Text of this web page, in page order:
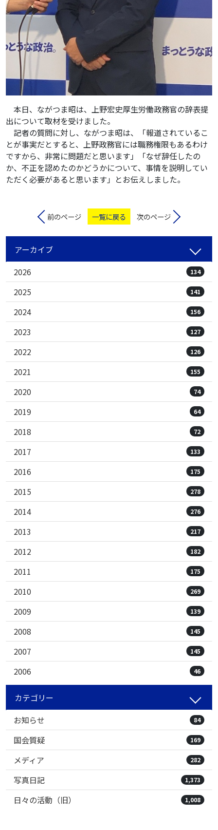
本日、ながつま昭は、上野宏史厚生労働政務官の辞表提
出について取材を受けました。
記者の質問に対し、ながつま昭は、「報道されているこ
とが事実だとすると、上野政務官には職務権限もあるわけ
ですから、非常に問題だと思います」「なぜ辞任したの
か、不正を認めたのかどうかについて、事情を説明してい
ただく必要があると思います」とお伝えしました。
前のページ 一覧に戻る 次のページ
アーカイブ
2026
134
2025 141
2024 156
2023 127
2022 126
2021 155
2020 74
2019 64
2018 72
2017 133
2016 175
2015 278
2014 276
2013 217
2012 182
2011 175
2010 269
2009 139
2008 145
2007 145
2006 46
カテゴリー
お知らせ
84
国会質疑 169
メディア 282
写真日記 1,373
日々の活動（旧） 1,008